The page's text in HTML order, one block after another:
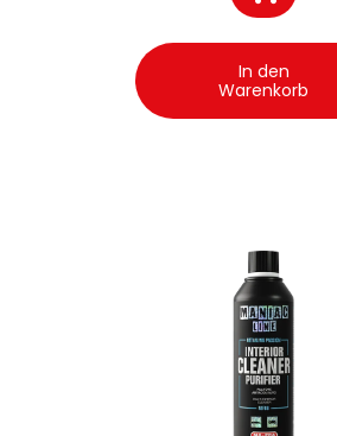
In den
Warenkorb